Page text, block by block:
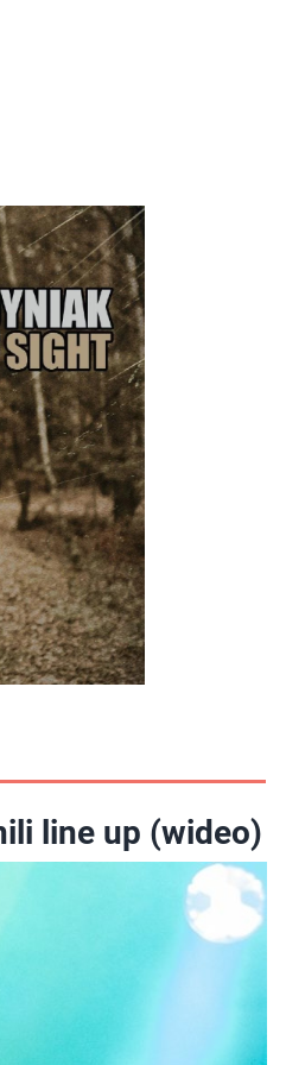
line up (wideo)